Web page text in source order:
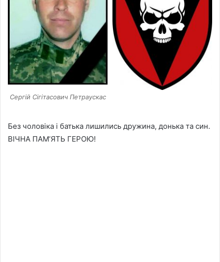
Сергій Сігітасович Петраускас
Без чоловіка і батька лишились дружина, донька та син.
ВІЧНА ПАМ’ЯТЬ ГЕРОЮ!